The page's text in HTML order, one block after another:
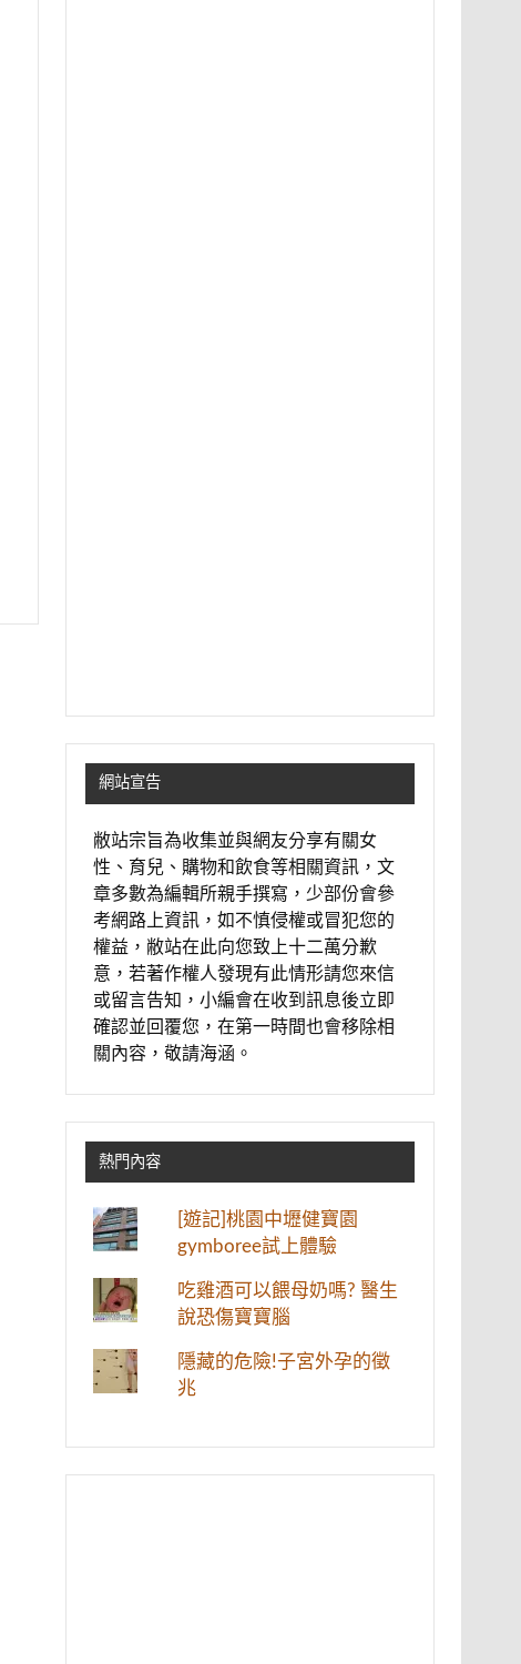
網站宣告
敝站宗旨為收集並與網友分享有關女
性、育兒、購物和飲食等相關資訊，文
章多數為編輯所親手撰寫，少部份會參
考網路上資訊，如不慎侵權或冒犯您的
權益，敝站在此向您致上十二萬分歉
意，若著作權人發現有此情形請您來信
或留言告知，小編會在收到訊息後立即
確認並回覆您，在第一時間也會移除相
關內容，敬請海涵。
熱門內容
[遊記]桃園中壢健寶園
gymboree試上體驗
吃雞酒可以餵母奶嗎? 醫生
說恐傷寶寶腦
隱藏的危險!子宮外孕的徵
兆